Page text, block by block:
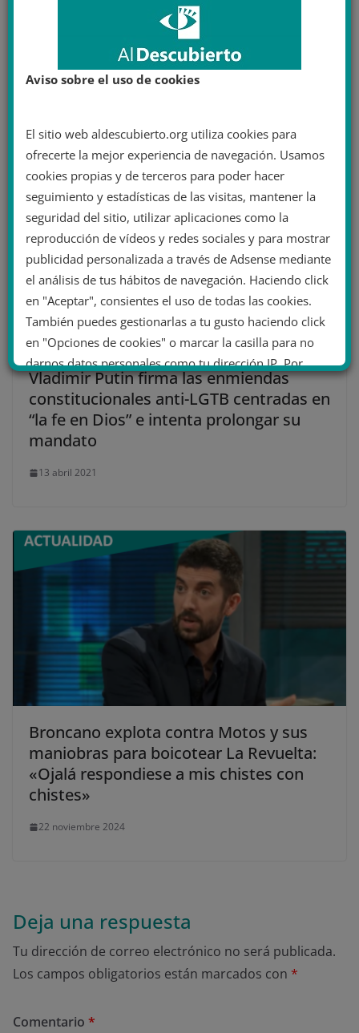
Vox rompe con Olona tras sus
acusaciones de falta de democracia
interna
Vladimir Putin firma las enmiendas
constitucionales anti-LGTB centradas en
“la fe en Dios” e intenta prolongar su
mandato
13 abril 2021
Broncano explota contra Motos y sus
maniobras para boicotear La Revuelta:
«Ojalá respondiese a mis chistes con
chistes»
22 noviembre 2024
Deja una respuesta
Tu dirección de correo electrónico no será publicada.
Los campos obligatorios están marcados con *
Comentario *
Aviso sobre el uso de cookies
El sitio web aldescubierto.org utiliza cookies para
ofrecerte la mejor experiencia de navegación. Usamos
cookies propias y de terceros para poder hacer
seguimiento y estadísticas de las visitas, mantener la
seguridad del sitio, utilizar aplicaciones como la
reproducción de vídeos y redes sociales y para mostrar
publicidad personalizada a través de Adsense mediante
el análisis de tus hábitos de navegación. Haciendo click
en "Aceptar", consientes el uso de todas las cookies.
También puedes gestionarlas a tu gusto haciendo click
en "Opciones de cookies" o marcar la casilla para no
darnos datos personales como tu dirección IP. Por
último, puedes leer nuestra Política de cookies.
No dar mi información personal